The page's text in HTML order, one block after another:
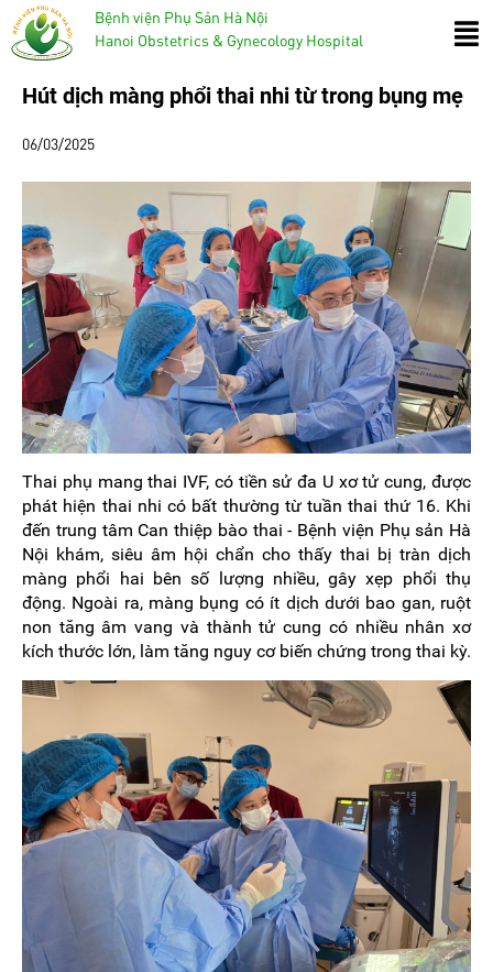
Bệnh viện Phụ Sản Hà Nội
Hanoi Obstetrics & Gynecology Hospital
Hút dịch màng phổi thai nhi từ trong bụng mẹ
06/03/2025
Thai phụ mang thai IVF, có tiền sử đa U xơ tử cung, được
phát hiện thai nhi có bất thường từ tuần thai thứ 16. Khi
đến trung tâm Can thiệp bào thai - Bệnh viện Phụ sản Hà
Nội khám, siêu âm hội chẩn cho thấy thai bị tràn dịch
màng phổi hai bên số lượng nhiều, gây xẹp phổi thụ
động. Ngoài ra, màng bụng có ít dịch dưới bao gan, ruột
non tăng âm vang và thành tử cung có nhiều nhân xơ
kích thước lớn, làm tăng nguy cơ biến chứng trong thai kỳ.